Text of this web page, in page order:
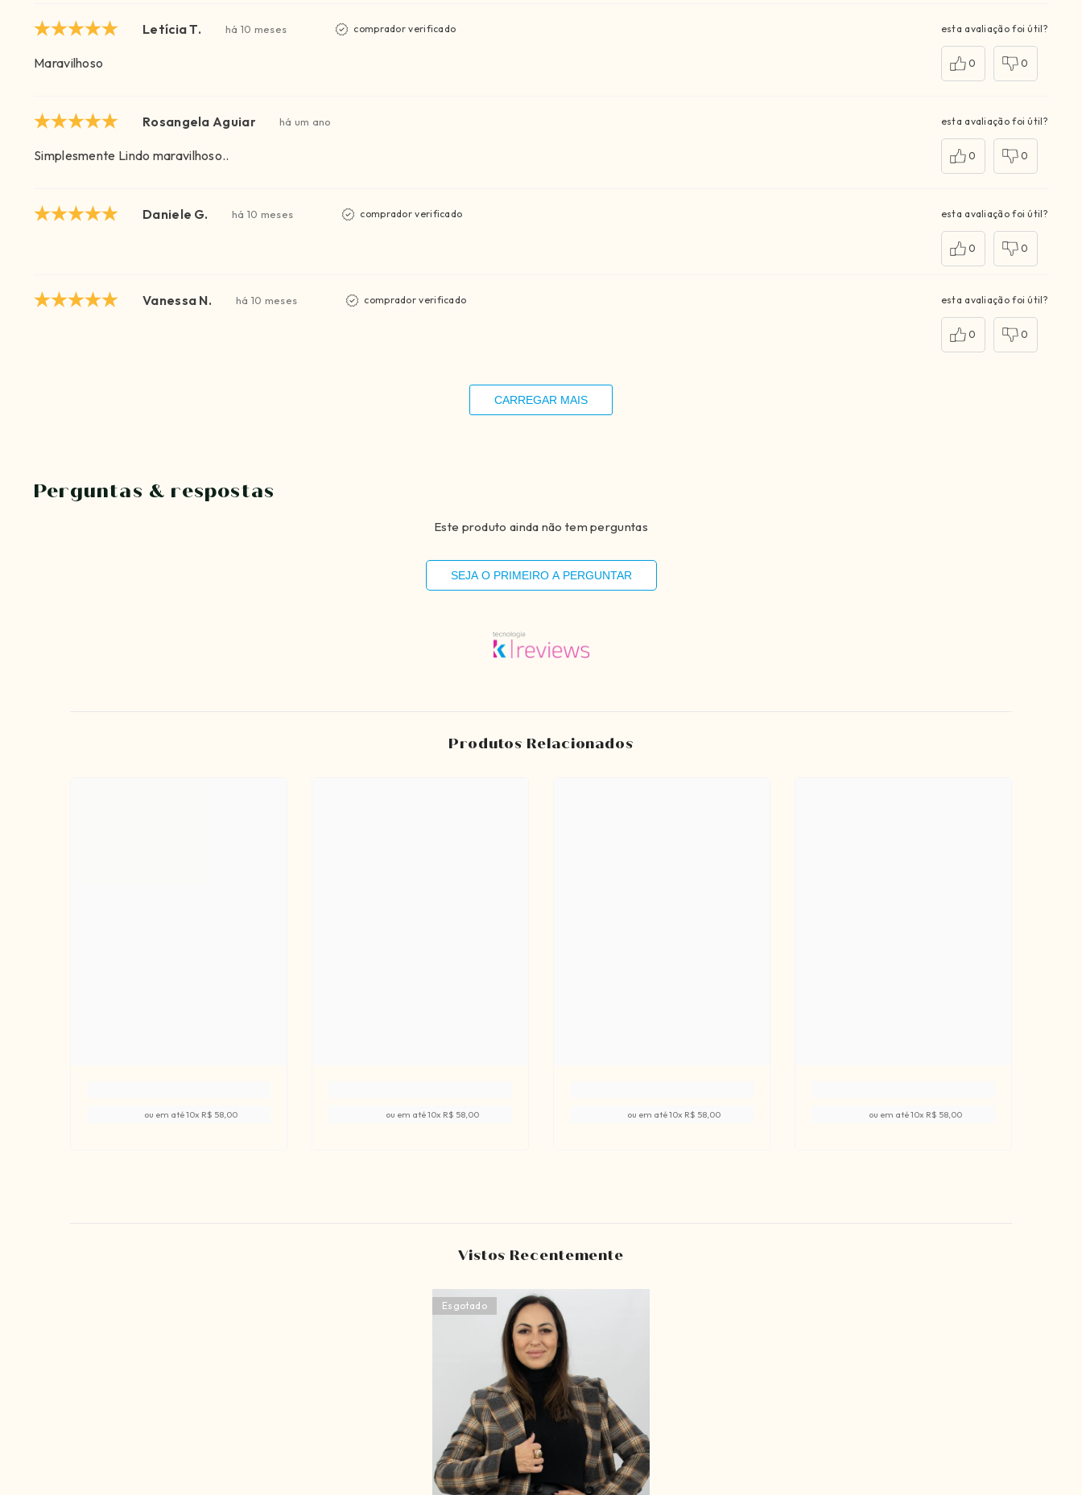
Letícia T. há 10 meses comprador verificado
Maravilhoso
esta avaliação foi útil?
0 0
Rosangela Aguiar há um ano
Simplesmente Lindo maravilhoso..
esta avaliação foi útil?
0 0
Daniele G. há 10 meses comprador verificado esta avaliação foi útil?
0 0
Vanessa N. há 10 meses comprador verificado esta avaliação foi útil?
0 0
CARREGAR MAIS
Perguntas & respostas
Este produto ainda não tem perguntas
SEJA O PRIMEIRO A PERGUNTAR
Produtos Relacionados
ou em até10x R$ 58,00 ou em até10x R$ 58,00 ou em até10x R$ 58,00 ou em até10x R$ 58,00
Vistos Recentemente
Esgotado